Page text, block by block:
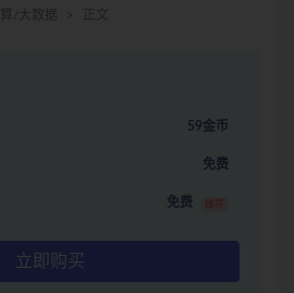
59金币
免费
免费 推荐
立即购买